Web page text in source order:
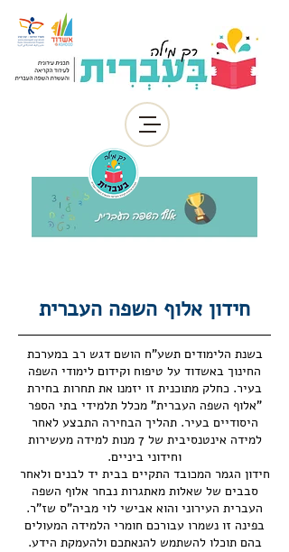
חידון אלוף השפה העברית
בשנת הלימודים תשע"ח הושם דגש רב במערכת
החינוך באשדוד על טיפוח וקידום לימודי השפה
בעיר. כחלק מתוכנית זו יזמנו את תחרות בחירת
"אלוף השפה העברית" מכלל תלמידי בתי הספר
היסודיים בעיר. תהליך הבחירה התבצע לאחר
למידה אינטנסיבית של 7 מנות למידה מעשירות
וחידוני ביניים.
חידון הגמר המכובד התקיים בבית יד לבנים ולאחר
סבבים של שאלות מאתגרות נבחר אלוף השפה
העברית העירוני והוא אבישי לוי מביה"ס שז"ר.
בפינה זו נשמרו עבורכם חומרי הלמידה המעולים
בהם תוכלו להשתמש להנאתכם ולהעמקת הידע.